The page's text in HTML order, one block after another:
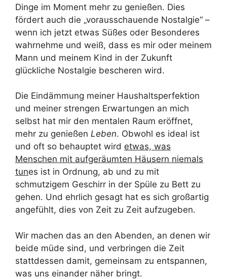
Dinge im Moment mehr zu genießen. Dies
fördert auch die „vorausschauende Nostalgie“ –
wenn ich jetzt etwas Süßes oder Besonderes
wahrnehme und weiß, dass es mir oder meinem
Mann und meinem Kind in der Zukunft
glückliche Nostalgie bescheren wird.
Die Eindämmung meiner Haushaltsperfektion
und meiner strengen Erwartungen an mich
selbst hat mir den mentalen Raum eröffnet,
mehr zu genießen Leben. Obwohl es ideal ist
und oft so behauptet wird etwas, was
Menschen mit aufgeräumten Häusern niemals
tunes ist in Ordnung, ab und zu mit
schmutzigem Geschirr in der Spüle zu Bett zu
gehen. Und ehrlich gesagt hat es sich großartig
angefühlt, dies von Zeit zu Zeit aufzugeben.
Wir machen das an den Abenden, an denen wir
beide müde sind, und verbringen die Zeit
stattdessen damit, gemeinsam zu entspannen,
was uns einander näher bringt.